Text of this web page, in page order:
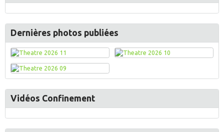
Dernières photos publiées
Vidéos Confinement